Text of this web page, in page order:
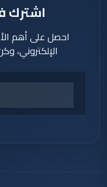
اشترك
احصل على أهم
الإلكتروني،